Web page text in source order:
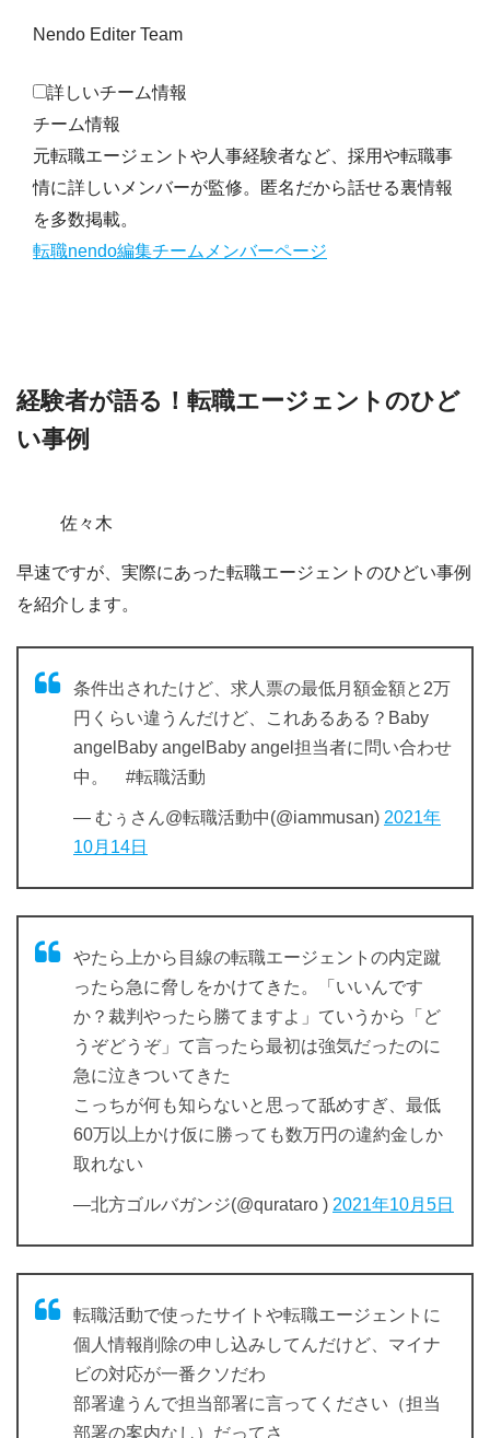
Nendo Editer Team
詳しいチーム情報
チーム情報
元転職エージェントや人事経験者など、採用や転職事
情に詳しいメンバーが監修。匿名だから話せる裏情報
を多数掲載。
転職nendo編集チームメンバーページ
経験者が語る！転職エージェントのひど
い事例
佐々木
早速ですが、実際にあった転職エージェントのひどい事例
を紹介します。
条件出されたけど、求人票の最低月額金額と2万
円くらい違うんだけど、これあるある？Baby
angelBaby angelBaby angel担当者に問い合わせ
中。 #転職活動
— むぅさん@転職活動中(@iammusan) 2021年
10月14日
やたら上から目線の転職エージェントの内定蹴
ったら急に脅しをかけてきた。「いいんです
か？裁判やったら勝てますよ」ていうから「ど
うぞどうぞ」て言ったら最初は強気だったのに
急に泣きついてきた
こっちが何も知らないと思って舐めすぎ、最低
60万以上かけ仮に勝っても数万円の違約金しか
取れない
—北方ゴルバガンジ(@qurataro ) 2021年10月5日
転職活動で使ったサイトや転職エージェントに
個人情報削除の申し込みしてんだけど、マイナ
ビの対応が一番クソだわ
部署違うんで担当部署に言ってください（担当
部署の案内なし）だってさ